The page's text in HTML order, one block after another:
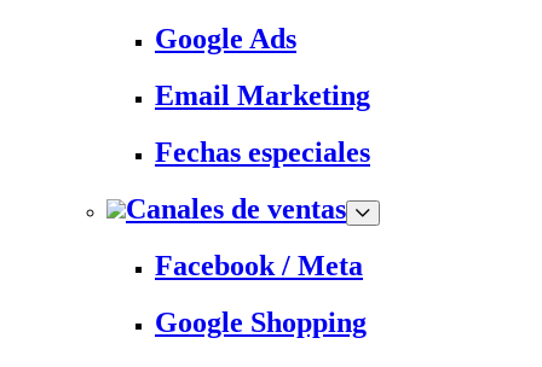
Google Ads
Email Marketing
Fechas especiales
Canales de ventas
Facebook / Meta
Google Shopping